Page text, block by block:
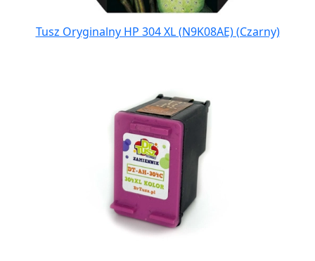
Tusz Oryginalny HP 304 XL (N9K08AE) (Czarny)